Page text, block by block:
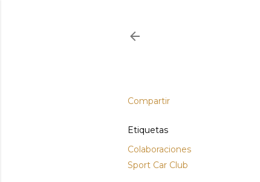
Compartir
Etiquetas
Colaboraciones
Sport Car Club